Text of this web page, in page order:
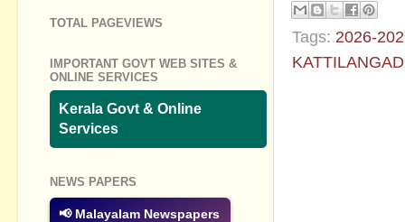
Tags: 2026-
TOTAL PAGEVIEWS
IMPORTANT GOVT WEB SITES &
ONLINE SERVICES
Kerala Govt & Online
Services
NEWS PAPERS
📢 Malayalam Newspapers